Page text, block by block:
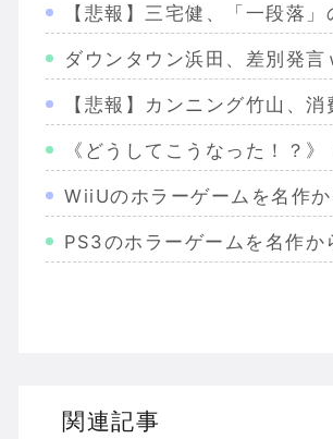
【悲報】三宅健、「一段落
ダウンタウン浜田、差別発
【悲報】カンニング竹山、
《どうしてこうなった！？
WiiUのホラーゲームを名作
PS3のホラーゲームを名作
ドラゴンクエスト３の思い出
関連記事